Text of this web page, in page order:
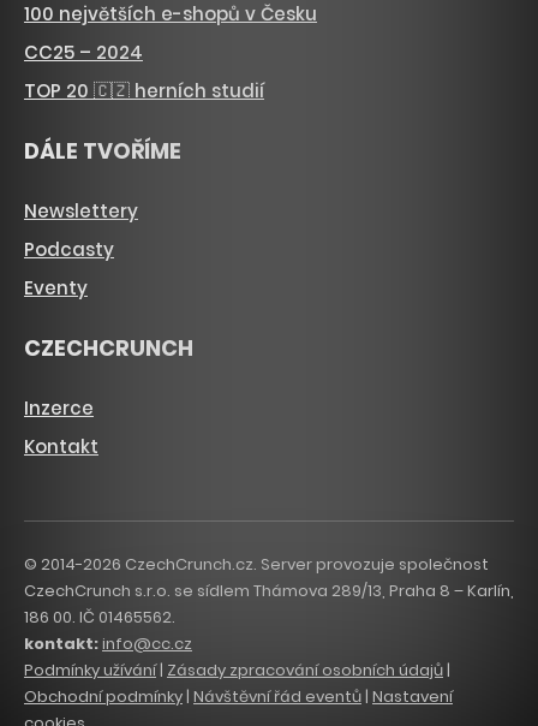
100 největších e-shopů v Česku
CC25 – 2024
TOP 20 🇨🇿 herních studií
DÁLE TVOŘÍME
Newslettery
Podcasty
Eventy
CZECHCRUNCH
Inzerce
Kontakt
© 2014-2026 CzechCrunch.cz. Server provozuje společnost
CzechCrunch s.r.o. se sídlem Thámova 289/13, Praha 8 – Karlín,
186 00. IČ 01465562.
kontakt:info@cc.cz
Podmínky užívání| Zásady zpracování osobních údajů |
Obchodní podmínky | Návštěvní řád eventů | Nastavení